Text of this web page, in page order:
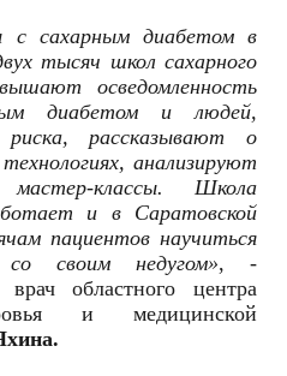
с сахарным диабетом в
тысяч школ сахарного
осведомленность
диабетом и людей,
риска,рассказывают о
анализируют
классы. Школа
и в Саратовской
пациентов научиться
своим недугом», -
врач областного центра
и медицинской